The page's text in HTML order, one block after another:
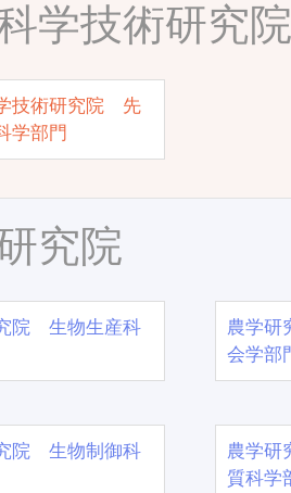
学技術研究
技術研究院 先
学部門
究院
院 生物生産科
農学
会学部
院 生物制御科
農学
質科学